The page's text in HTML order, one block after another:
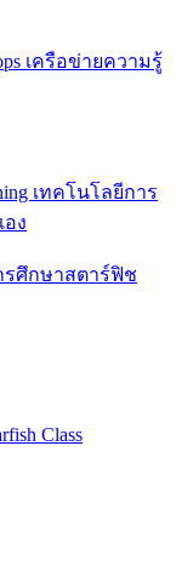
เครือข่ายความรู้
เทคโนโลยีการ
ง
รศึกษาสตาร์ฟิช